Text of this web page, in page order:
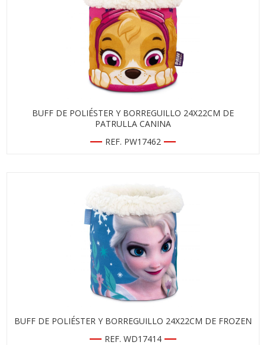
BUFF DE POLIÉSTER Y BORREGUILLO 24X22CM DE
PATRULLA CANINA
REF. PW17462
BUFF DE POLIÉSTER Y BORREGUILLO 24X22CM DE FROZEN
REF. WD17414